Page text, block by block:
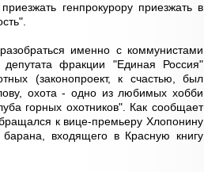
генпрокурору приезжать в
именно с коммунистами
фракции "Единая Россия"
(законопроект, к счастью, был
охота - одно из любимых хобби
горных охотников". Как сообщает
к вице-премьеру Хлопонину
барана, входящего в Красную книгу